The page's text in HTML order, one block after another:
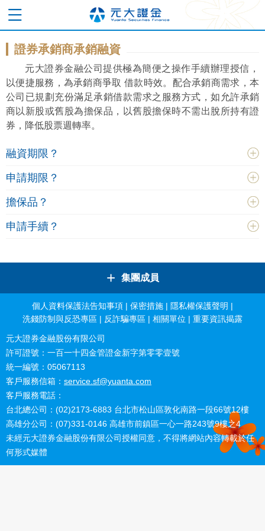
證券承銷商承銷融資
元大證券金融公司提供極為簡便之操作手續辦理授信，
以便捷服務，為承銷商爭取 借款時效。配合承銷商需求，本
公司已規劃充份滿足承銷借款需求之服務方式，如允許承銷
商以新股或舊股為擔保品，以舊股擔保時不需出脫所持有證
券，降低股票週轉率。
融資期限？
申請期限？
擔保品？
申請手續？
+ 集團成員
個人資料保護法告知事項 | 保密措施 | 隱私權保護聲明 |
洗錢防制與反恐專區 | 反詐騙專區 | 相關單位 | 重要資訊揭露
元大證券金融股份有限公司
許可證號：一百一十四金管證金新字第零零壹號
統一編號：05067113
客戶服務信箱： service.sf@yuanta.com
客戶服務電話：
台北總公司：(02)2173-6883 台北市松山區敦化南路一段66號12樓
高雄分公司：(07)331-0146 高雄市前鎮區一心一路243號9樓之4
未經元大證券金融股份有限公司授權同意，不得將網站內容轉載於任
何形式媒體